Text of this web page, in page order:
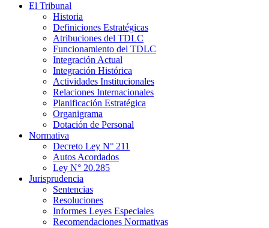
El Tribunal
Historia
Definiciones Estratégicas
Atribuciones del TDLC
Funcionamiento del TDLC
Integración Actual
Integración Histórica
Actividades Institucionales
Relaciones Internacionales
Planificación Estratégica
Organigrama
Dotación de Personal
Normativa
Decreto Ley N° 211
Autos Acordados
Ley N° 20.285
Jurisprudencia
Sentencias
Resoluciones
Informes Leyes Especiales
Recomendaciones Normativas